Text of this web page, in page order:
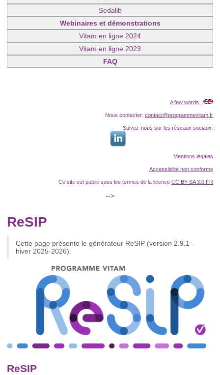
Sedalib
Webinaires et démonstrations
Vitam en ligne 2024
Vitam en ligne 2023
FAQ
A few words...
Nous contacter: contact@programmevitam.fr
Suivez-nous sur les réseaux sociaux:
Mentions légales
Accessibilité non conforme
Ce site est publié sous les termes de la licence CC BY-SA 3.0 FR
-->
ReSIP
Cette page présente le générateur ReSIP (version 2.9.1 -
hiver 2025-2026).
ReSIP